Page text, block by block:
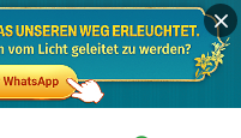
neue Testament